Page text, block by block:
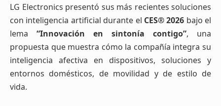
LG Electronics presentó sus más recientes soluciones
con inteligencia artificial durante el CES® 2026 bajo el
lema “Innovación en sintonía contigo”, una
propuesta que muestra cómo la compañía integra su
inteligencia afectiva en dispositivos, soluciones y
entornos domésticos, de movilidad y de estilo de
vida.